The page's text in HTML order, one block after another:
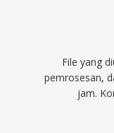
File yang
pemrosesan,
jam.